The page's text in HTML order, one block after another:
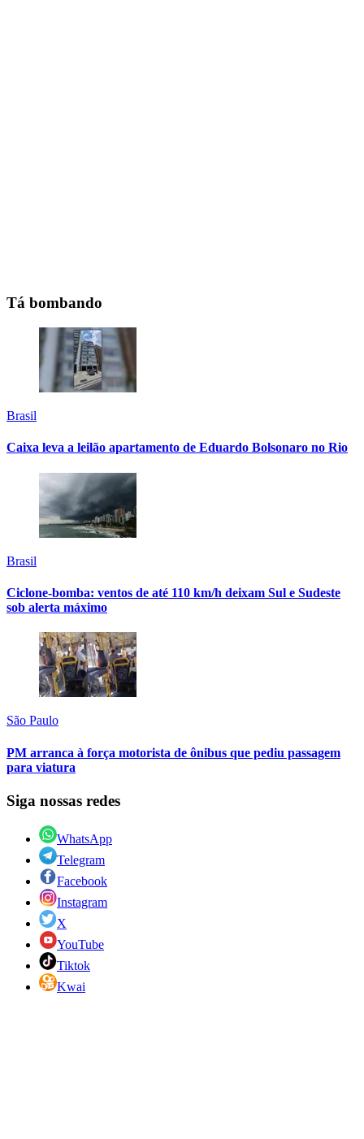
Tá bombando
Brasil
Caixa leva a leilão apartamento de Eduardo Bolsonaro no Rio
Brasil
Ciclone-bomba: ventos de até 110 km/h deixam Sul e Sudeste
sob alerta máximo
São Paulo
PM arranca à força motorista de ônibus que pediu passagem
para viatura
Siga nossas redes
WhatsApp
Telegram
Facebook
Instagram
X
YouTube
Tiktok
Kwai